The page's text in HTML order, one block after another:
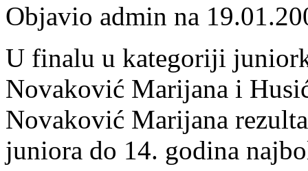
Objavio admin na
U finalu u kategoriji
Novaković Marijana i
Novaković Marijana
juniora do 14. godina